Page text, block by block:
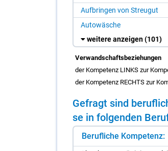
Aufbringen von Streugut
Autowäsche
weitere anzeigen(101)
Verwandschaftsbeziehungen
der Kompetenz LINKS zur
der Kompetenz RECHTS zur
Ge­fragt sind
se in fol­gen­den
Berufliche Kompetenz: